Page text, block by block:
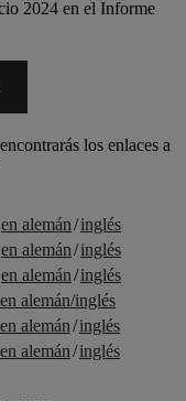
2024 en el Informe
los enlaces a
en alemán/inglés
en alemán/inglés
en alemán/inglés
en alemán/inglés
en alemán/inglés
en alemán/inglés